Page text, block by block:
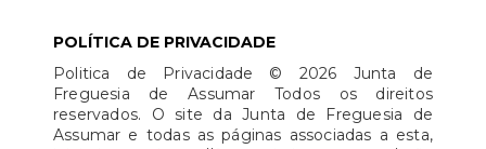
POLÍTICA DE PRIVACIDADE
Politica de Privacidade © 2026 Junta de
Freguesia de Assumar Todos os direitos
reservados. O site da Junta de Freguesia de
Assumar e todas as páginas associadas a esta,